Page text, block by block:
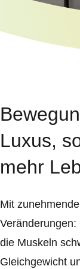
Luxus,
mehr
Mit
die Muskeln
Gleichgewicht